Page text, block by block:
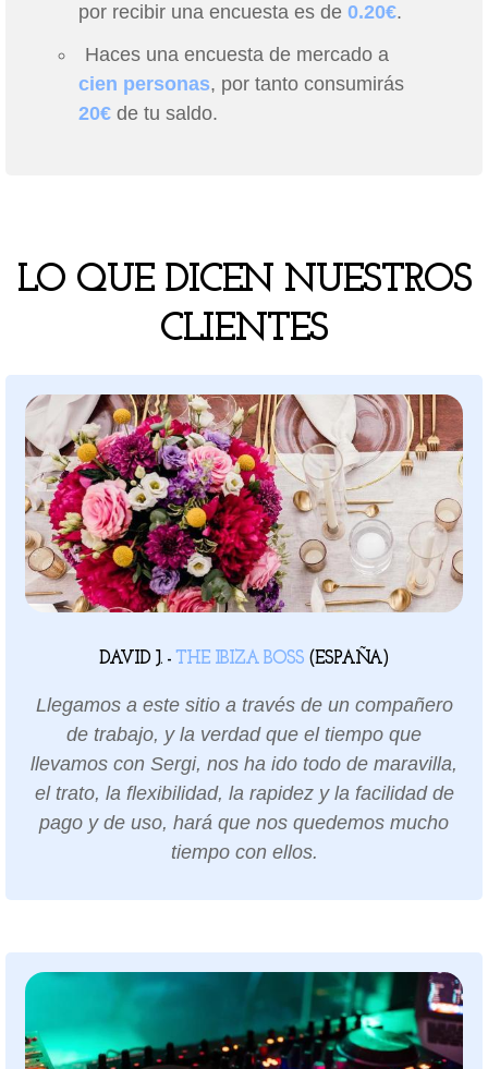
por recibir una encuesta es de 0.20€.
Haces una encuesta de mercado a
cien personas, por tanto consumirás
20€de tu saldo.
LO QUE DICEN NUESTROS
CLIENTES
DAVID J. - THE IBIZA BOSS (ESPAÑA)
Llegamos a este sitio a través de un compañero
de trabajo, y la verdad que el tiempo que
llevamos con Sergi, nos ha ido todo de maravilla,
el trato, la flexibilidad, la rapidez y la facilidad de
pago y de uso, hará que nos quedemos mucho
tiempo con ellos.